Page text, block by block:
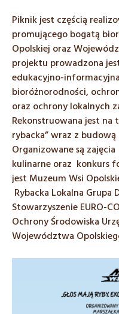
Piknik jest częścią
promującego bogatą
Opolskiej oraz
projektu prowadzona
edukacyjno-
bioróżnorodności,
oraz ochrony lokalnych
Rekonstruowana jest na
rybacka” wraz z
Organizowane są
kulinarne oraz konkurs
jest Muzeum Wsi
Rybacka Lokalna Grupa
Stowarzyszenie EURO-
Ochrony Środowiska
Województwa